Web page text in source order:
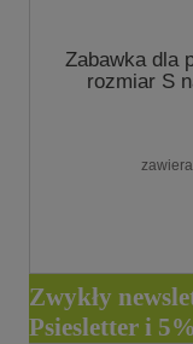
Zabawka dla
rozmiar S
Zwykły
Psiesletter i